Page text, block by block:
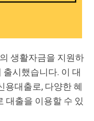
생활자금을 지원하
시했습니다. 이 대
용대출로, 다양한 혜
대출을 이용할 수 있